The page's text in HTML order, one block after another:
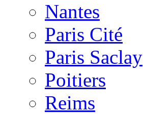
Nantes
Paris Cité
Paris Saclay
Poitiers
Reims